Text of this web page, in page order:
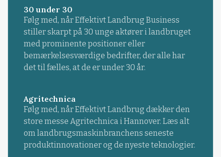
30 under 30
Følg med, når Effektivt Landbrug Business
stiller skarpt på 30 unge aktører i landbruget
med prominente positioner eller
bemærkelsesværdige bedrifter, der alle har
det til fælles, at de er under 30 år.
Agritechnica
Følg med, når Effektivt Landbrug dækker den
store messe Agritechnica i Hannover. Læs alt
om landbrugsmaskinbranchens seneste
produktinnovationer og de nyeste teknologier.